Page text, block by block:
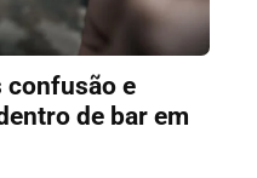
confusão e
de bar em